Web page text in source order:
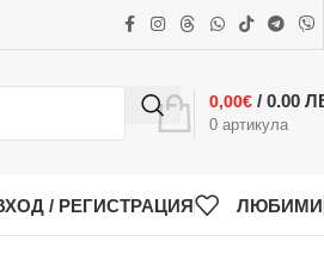
0 артикула
0,00€ / 0.00
/ РЕГИСТРАЦИЯ ЛЮБИМИ